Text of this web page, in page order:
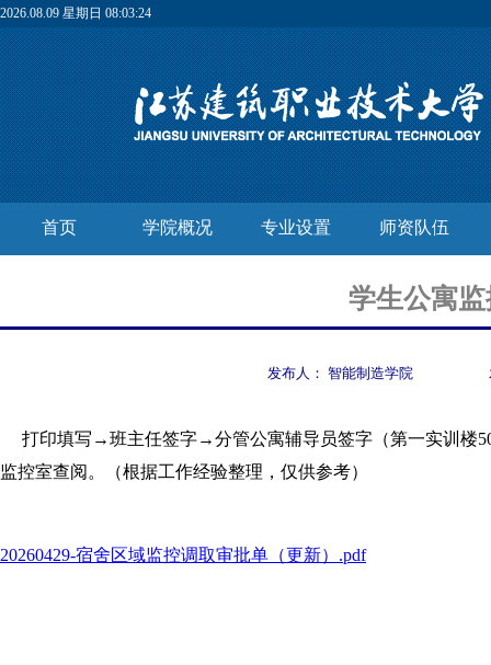
2026.08.09 星期日 08:03:24
首页 学院概况 专业设置 师资队伍
学生公寓
发布人： 智能制造学院
打印填写→班主任签字→分管公寓辅导员签字（第一实训楼
监控室查阅。（根据工作经验整理，仅供参考）
20260429-宿舍区域监控调取审批单（更新）.pdf